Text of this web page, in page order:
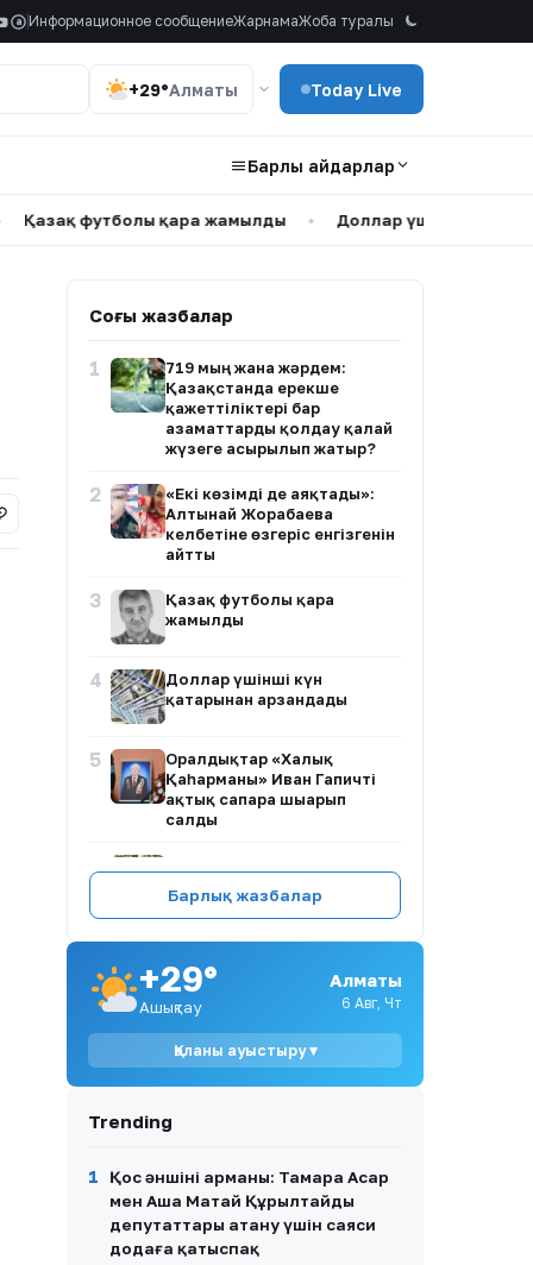
a Информационное сообщениеЖарнамаЖоба туралы
+29°Алматы Today Live
Барлық айдарлар
футболы қара жамылды • Доллар үшінші күн
Соңғы жазбалар
1
719 мың жанға жәрдем:
Қазақстанда ерекше
қажеттіліктері бар
азаматтарды қолдау қалай
жүзеге асырылып жатыр?
2
«Екі көзімді де аяқтады»:
Алтынай Жорабаева
келбетіне өзгеріс енгізгенін
айтты
3
Қазақ футболы қара
жамылды
4
Доллар үшінші күн
қатарынан арзандады
5
Оралдықтар «Халық
Қаһарманы» Иван Гапичті
ақтық сапарға шығарып
салды
6
Алмат Сақатов қыз тәрбиесі
туралы айтты
арқылы мұнай жөнелту жиі
тоқтап жатыр
8
Астанада тәртіп бұзған
блогерлерге айыппұл
9
Дастан Сәтпаев «Челси» –
10
Қорғас – Алматы бағытында
көлік қозғалысына шектеу
енгізіледі
Барлық жазбалар
+29°
Ашықтау
Алматы
6 Авг, Чт
Қаланы ауыстыру ▾
Trending
1
Қос әншінің арманы: Тамара Асар
мен Аша Матай Құрылтайдың
депутаттары атану үшін саяси
додаға қатыспақ